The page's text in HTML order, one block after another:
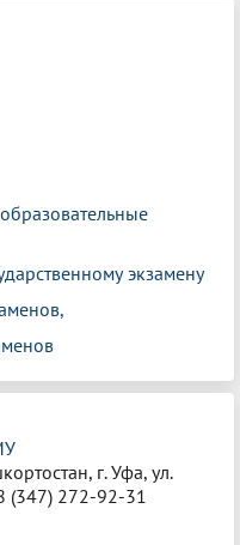
экзамену
г. Уфа, ул.
(347) 272-92-31